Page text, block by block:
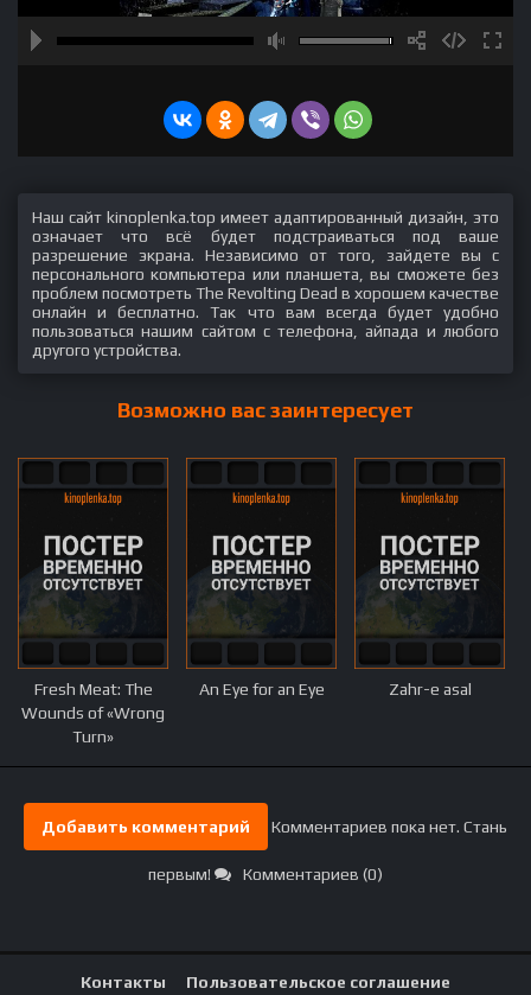
Наш сайт kinoplenka.top имеет адаптированный дизайн, это
означает что всё будет подстраиваться под ваше
разрешение экрана. Независимо от того, зайдете вы с
персонального компьютера или планшета, вы сможете без
проблем посмотреть The Revolting Dead в хорошем качестве
онлайн и бесплатно. Так что вам всегда будет удобно
пользоваться нашим сайтом с телефона, айпада и любого
другого устройства.
Возможно вас заинтересует
Fresh Meat: The
Wounds of «Wrong
Turn»
An Eye for an Eye Zahr-e asal
Добавить комментарий Комментариев пока нет. Стань
первым! Комментариев (0)
Контакты
Пользовательское соглашение